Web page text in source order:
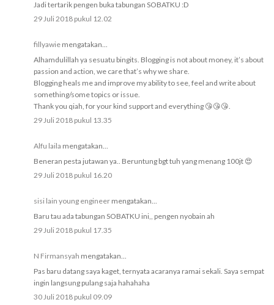
Jadi tertarik pengen buka tabungan SOBATKU :D
29 Juli 2018 pukul 12.02
fillyawie mengatakan...
Alhamdulillah ya sesuatu bingits. Blogging is not about money, it’s about
passion and action, we care that’s why we share.
Blogging heals me and improve my ability to see, feel and write about
something/some topics or issue.
Thank you qiah, for your kind support and everything 😘😘😘.
29 Juli 2018 pukul 13.35
Alfu laila mengatakan...
Beneran pesta jutawan ya.. Beruntung bgt tuh yang menang 100jt 😍
29 Juli 2018 pukul 16.20
sisi lain young engineer mengatakan...
Baru tau ada tabungan SOBATKU ini,, pengen nyobain ah
29 Juli 2018 pukul 17.35
N Firmansyah mengatakan...
Pas baru datang saya kaget, ternyata acaranya ramai sekali. Saya sempat
ingin langsung pulang saja hahahaha
30 Juli 2018 pukul 09.09